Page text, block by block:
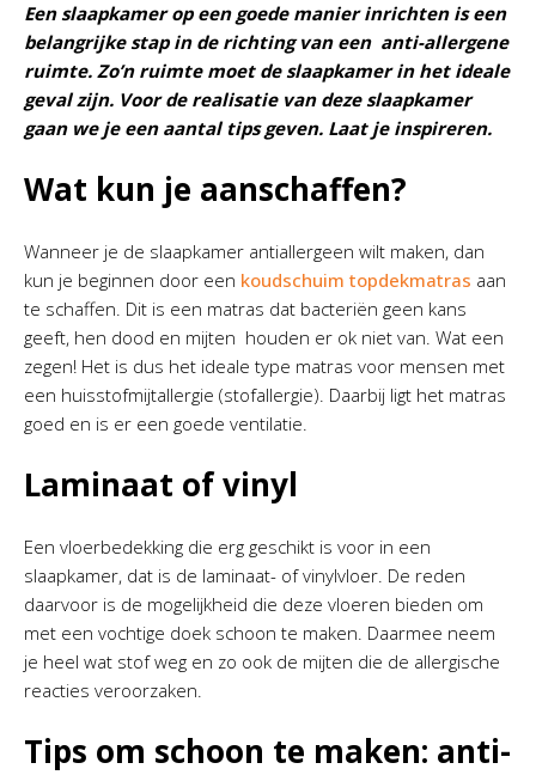
Een slaapkamer op een goede manier inrichten is een
belangrijke stap in de richting van een anti-allergene
ruimte. Zo’n ruimte moet de slaapkamer in het ideale
geval zijn. Voor de realisatie van deze slaapkamer
gaan we je een aantal tips geven. Laat je inspireren.
Wat kun je aanschaffen?
Wanneer je de slaapkamer antiallergeen wilt maken, dan
kun je beginnen door een koudschuim topdekmatras aan
te schaffen. Dit is een matras dat bacteriën geen kans
geeft, hen dood en mijten houden er ok niet van. Wat een
zegen! Het is dus het ideale type matras voor mensen met
een huisstofmijtallergie (stofallergie). Daarbij ligt het matras
goed en is er een goede ventilatie.
Laminaat of vinyl
Een vloerbedekking die erg geschikt is voor in een
slaapkamer, dat is de laminaat- of vinylvloer. De reden
daarvoor is de mogelijkheid die deze vloeren bieden om
met een vochtige doek schoon te maken. Daarmee neem
je heel wat stof weg en zo ook de mijten die de allergische
reacties veroorzaken.
Tips om schoon te maken: anti-